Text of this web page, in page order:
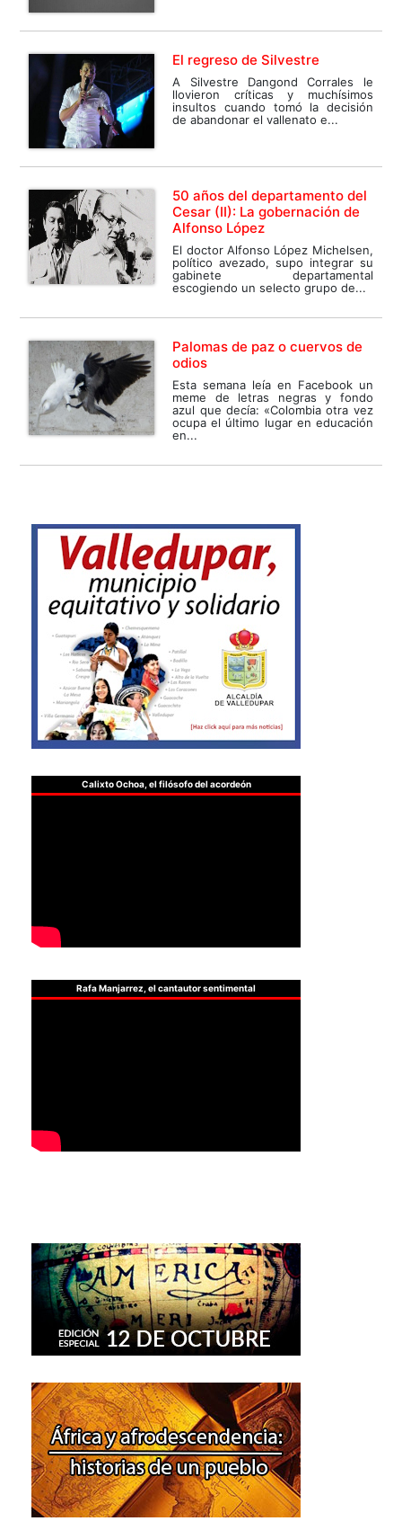
El regreso de Silvestre
A Silvestre Dangond Corrales le
llovieron críticas y muchísimos
insultos cuando tomó la decisión
de abandonar el vallenato e...
50 años del departamento del
Cesar (II): La gobernación de
Alfonso López
El doctor Alfonso López Michelsen,
político avezado, supo integrar su
gabinete departamental
escogiendo un selecto grupo de...
Palomas de paz o cuervos de
odios
Esta semana leía en Facebook un
meme de letras negras y fondo
azul que decía: «Colombia otra vez
ocupa el último lugar en educación
en...
Calixto Ochoa, el filósofo del acordeón
Rafa Manjarrez, el cantautor sentimental